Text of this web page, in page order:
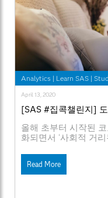
Analytics | Learn SAS |
April 13, 2020
[SAS #집콕챌린지]
올해 초부터 시작된
화되면서 ‘사회적 거
온라인 강의를 듣는
도 많아졌는데요. #
(HOLO) 등의 신조어
Read More